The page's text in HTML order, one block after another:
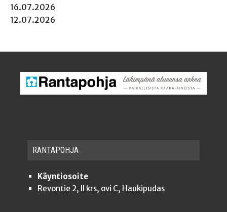
16.07.2026
12.07.2026
RAN­TA­POH­JA
Käyntiosoite
Revontie 2, II krs, ovi C, Haukipudas